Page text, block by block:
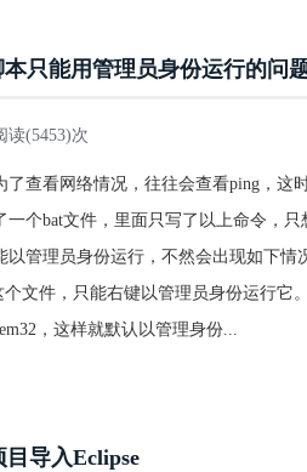
只能用管理员身份运行的问
读(5453)次
查看网络情况，往往会查看ping，这
个bat文件，里面只写了以上命令，
管理员身份运行，不然会出现如下情
文件，只能右键以管理员身份运行它
，这样就默认以管理身份...
导入Eclipse